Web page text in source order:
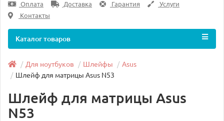
Оплата Доставка Гарантия
Услуги
Контакты
Каталог товаров
Для ноутбуков Шлейфы
Asus
Шлейф для матрицы Asus N53
Шлейф для матрицы Asus
N53